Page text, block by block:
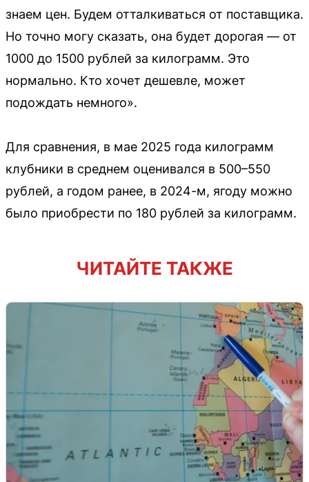
знаем цен. Будем отталкиваться от поставщика.
Но точно могу сказать, она будет дорогая — от
1000 до 1500 рублей за килограмм. Это
нормально. Кто хочет дешевле, может
подождать немного».
Для сравнения, в мае 2025 года килограмм
клубники в среднем оценивался в 500–550
рублей, а годом ранее, в 2024-м, ягоду можно
было приобрести по 180 рублей за килограмм.
ЧИТАЙТЕ ТАКЖЕ